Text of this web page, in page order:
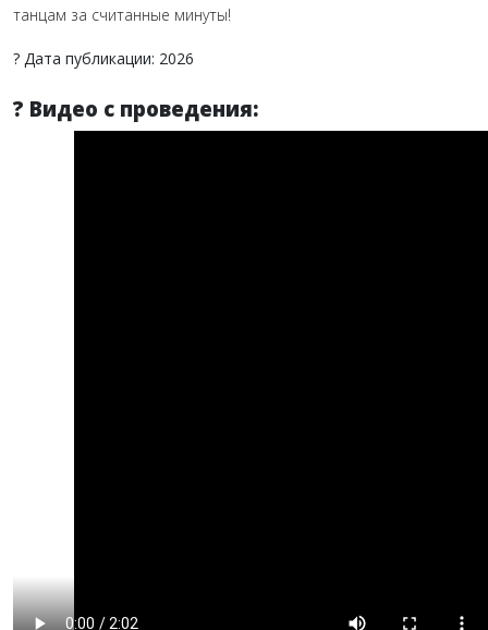
танцам за считанные минуты!
? Дата публикации: 2026
? Видео с проведения: